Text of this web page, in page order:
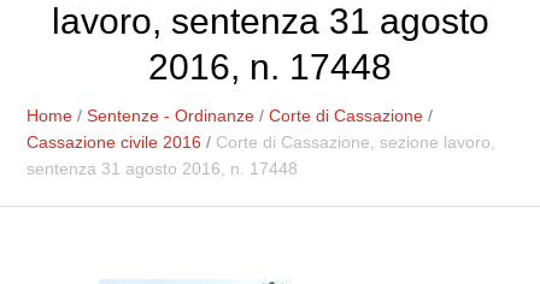
lavoro, sentenza 31 agosto
2016, n. 17448
Home /Sentenze - Ordinanze /Corte di Cassazione /
Cassazione civile 2016 / Corte di Cassazione, sezione lavoro,
sentenza 31 agosto 2016, n. 17448